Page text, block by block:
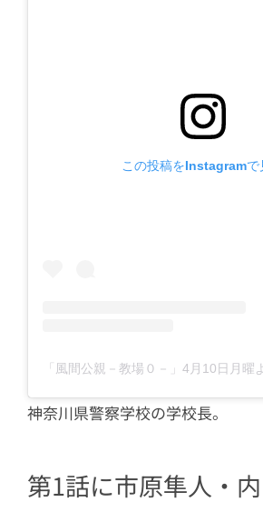
この投稿をInstagramで
神奈川県警察学校の学校長。
第1話に市原隼人・